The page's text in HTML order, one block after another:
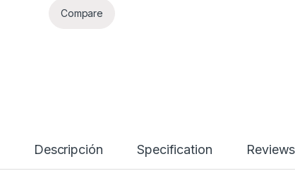
Compare
Descripción Specification Reviews